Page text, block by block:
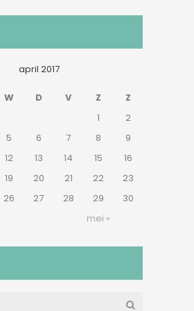
april 2017
W D V Z Z
mei »
1
2
5 6 7 8
9
12 13 14 15
16
19 20 21 22
23
26 27 28 29 30